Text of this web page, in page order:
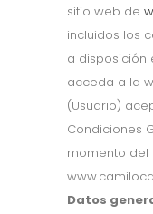
sitio web de
incluidos los
a disposición
acceda a la
(Usuario)
Condiciones
momento del
Datos